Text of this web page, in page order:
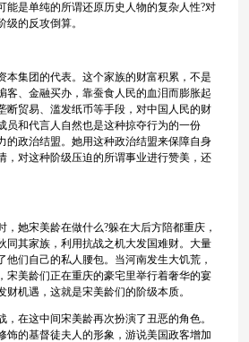
是单纯的所谓还原历史人物的复杂人性?对
的反攻倒算。
集团的代表。这个家族的财富积累，不是
、金融买办，靠蚕食人民的血泪而膨胀起
断贸易、滥发纸币等手段，对中国人民的财
员和代言人自然也是这种掠夺行为的一份
的政治结盟。她用这种政治结盟来保障自身
，对这种阶级压迫的所谓事业进行赞美，还
她宋美龄在做什么?躲在大后方陪都重庆，
同其家族，利用抗战之机大发国难财。大量
们自己的私人腰包。当河南发生大饥荒，
宋美龄们正在重庆的豪宅里举行着奢华的宴
机遇，这就是宋美龄们的阶级本质。
在这中间宋美龄再次扮演了丑恶的角色。
的基督徒夫人的形象，游说美国政客增加